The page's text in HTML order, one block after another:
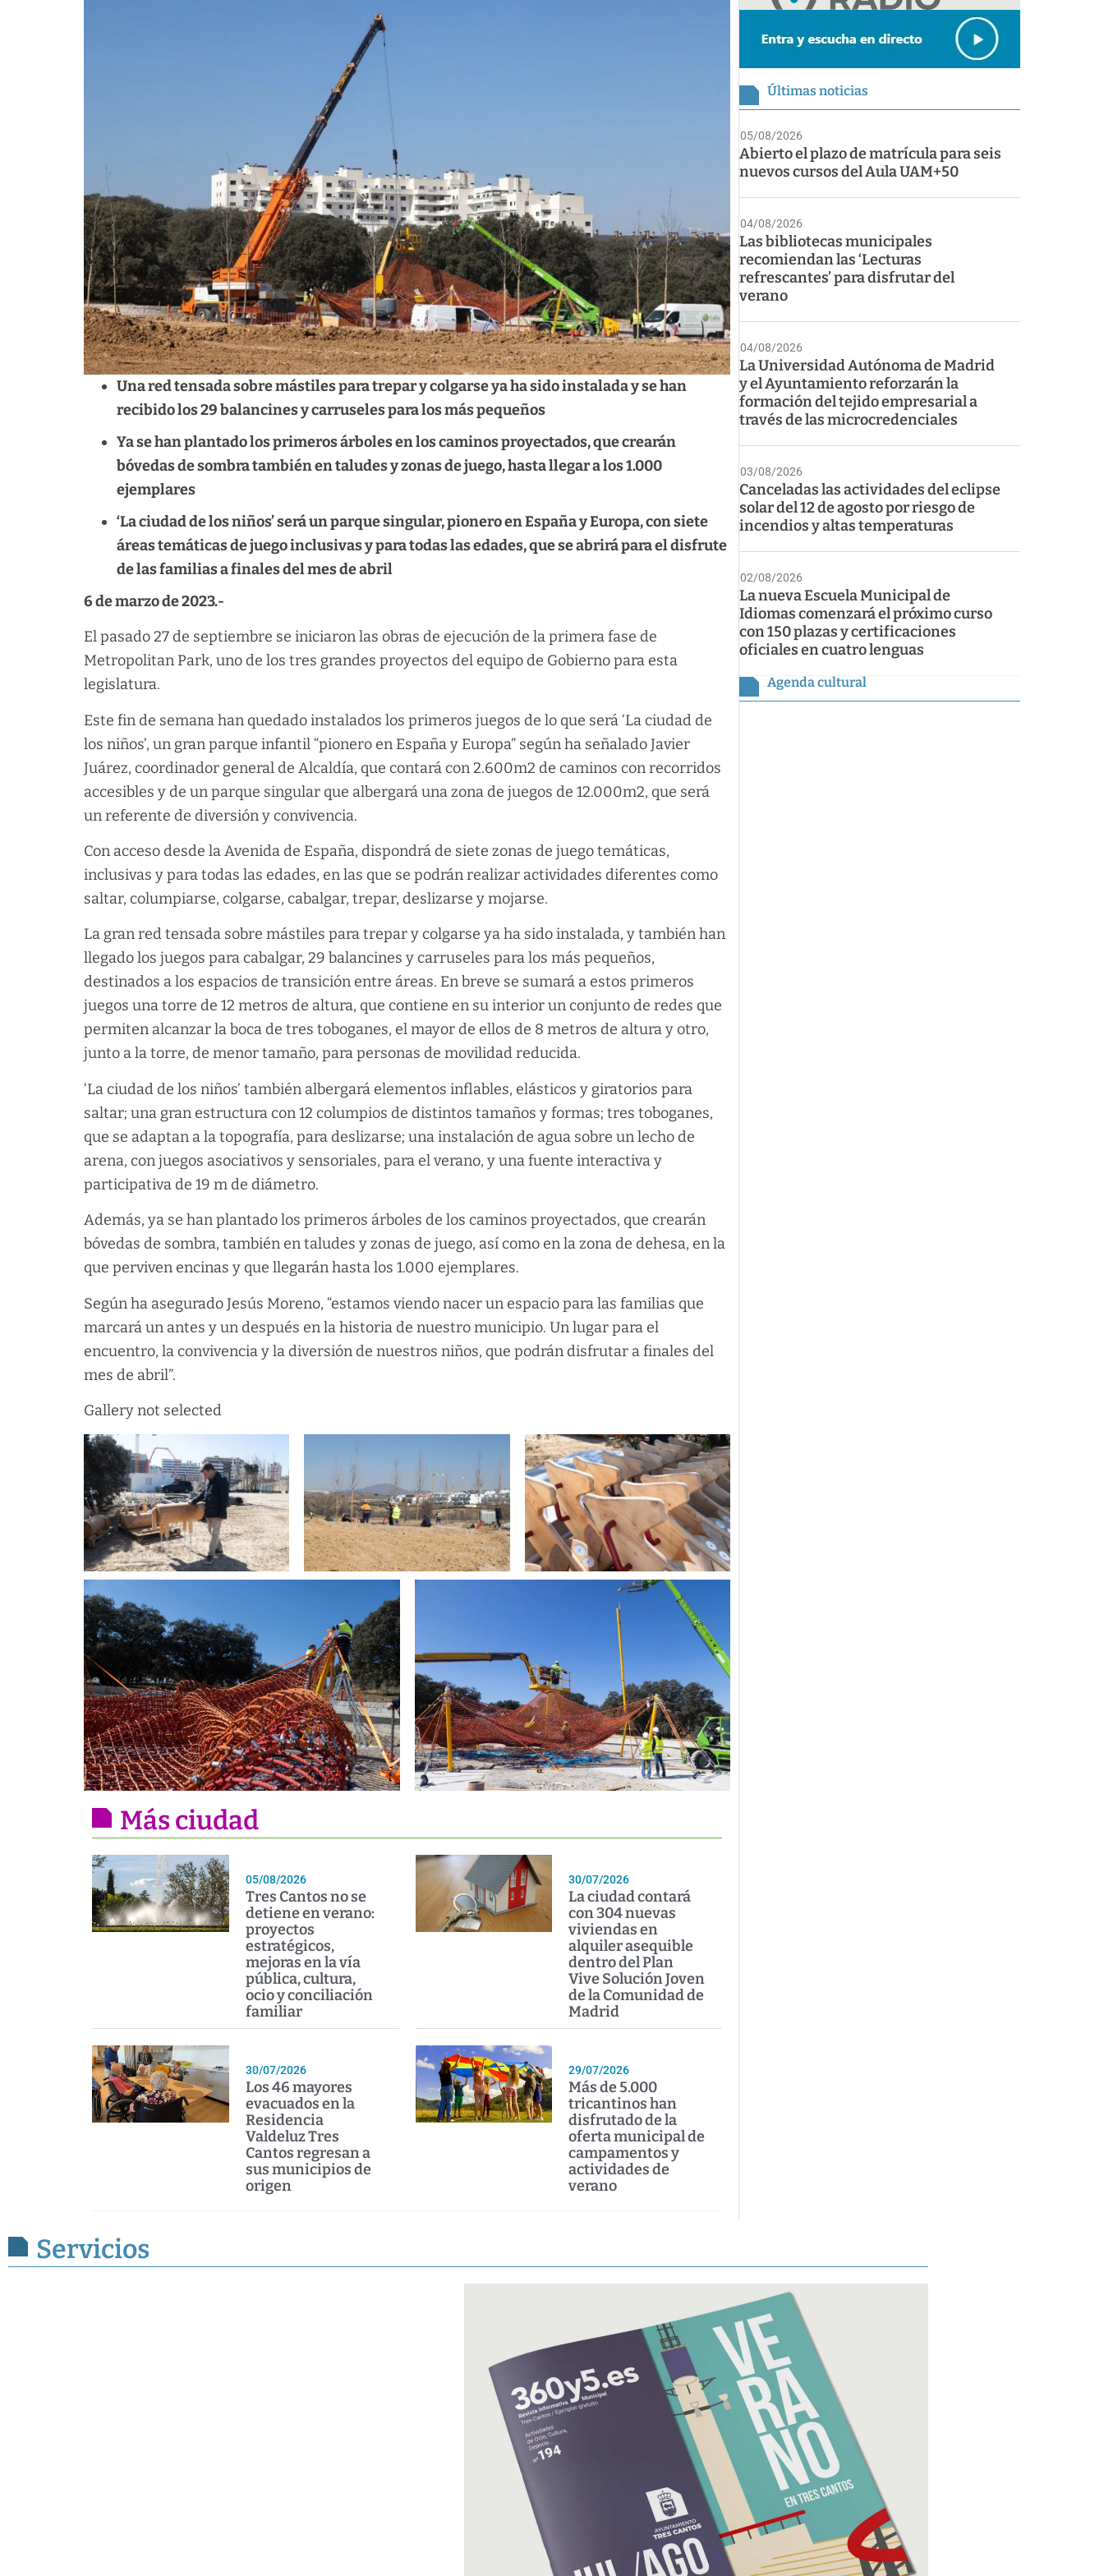
Una red tensada sobre mástiles para trepar y colgarse ya ha sido instalada y se han
recibido los 29 balancines y carruseles para los más pequeños
Ya se han plantado los primeros árboles en los caminos proyectados, que crearán
bóvedas de sombra también en taludes y zonas de juego, hasta llegar a los 1.000
ejemplares
‘La ciudad de los niños’ será un parque singular, pionero en España y Europa, con siete
áreas temáticas de juego inclusivas y para todas las edades, que se abrirá para el disfrute
de las familias a finales del mes de abril
6 de marzo de 2023.-
El pasado 27 de septiembre se iniciaron las obras de ejecución de la primera fase de
Metropolitan Park, uno de los tres grandes proyectos del equipo de Gobierno para esta
legislatura.
Este fin de semana han quedado instalados los primeros juegos de lo que será ‘La ciudad de
los niños’, un gran parque infantil “pionero en España y Europa” según ha señalado Javier
Juárez, coordinador general de Alcaldía, que contará con 2.600m2 de caminos con recorridos
accesibles y de un parque singular que albergará una zona de juegos de 12.000m2, que será
un referente de diversión y convivencia.
Con acceso desde la Avenida de España, dispondrá de siete zonas de juego temáticas,
inclusivas y para todas las edades, en las que se podrán realizar actividades diferentes como
saltar, columpiarse, colgarse, cabalgar, trepar, deslizarse y mojarse.
La gran red tensada sobre mástiles para trepar y colgarse ya ha sido instalada, y también han
llegado los juegos para cabalgar, 29 balancines y carruseles para los más pequeños,
destinados a los espacios de transición entre áreas. En breve se sumará a estos primeros
juegos una torre de 12 metros de altura, que contiene en su interior un conjunto de redes que
permiten alcanzar la boca de tres toboganes, el mayor de ellos de 8 metros de altura y otro,
junto a la torre, de menor tamaño, para personas de movilidad reducida.
‘La ciudad de los niños’ también albergará elementos inflables, elásticos y giratorios para
saltar; una gran estructura con 12 columpios de distintos tamaños y formas; tres toboganes,
que se adaptan a la topografía, para deslizarse; una instalación de agua sobre un lecho de
arena, con juegos asociativos y sensoriales, para el verano, y una fuente interactiva y
participativa de 19 m de diámetro.
Además, ya se han plantado los primeros árboles de los caminos proyectados, que crearán
bóvedas de sombra, también en taludes y zonas de juego, así como en la zona de dehesa, en la
que perviven encinas y que llegarán hasta los 1.000 ejemplares.
Según ha asegurado Jesús Moreno, “estamos viendo nacer un espacio para las familias que
marcará un antes y un después en la historia de nuestro municipio. Un lugar para el
encuentro, la convivencia y la diversión de nuestros niños, que podrán disfrutar a finales del
mes de abril”.
Gallery not selected
Más ciudad
05/08/2026
Tres Cantos no se
detiene en verano:
proyectos
estratégicos,
mejoras en la vía
pública, cultura,
ocio y conciliación
familiar
30/07/2026
La ciudad contará
con 304 nuevas
viviendas en
alquiler asequible
dentro del Plan
Vive Solución Joven
de la Comunidad de
Madrid
30/07/2026
Los 46 mayores
evacuados en la
Residencia
Valdeluz Tres
Cantos regresan a
sus municipios de
origen
29/07/2026
Más de 5.000
tricantinos han
disfrutado de la
oferta municipal de
campamentos y
actividades de
verano
Últimas noticias
05/08/2026
Abierto el plazo de matrícula para seis
nuevos cursos del Aula UAM+50
04/08/2026
Las bibliotecas municipales
recomiendan las ‘Lecturas
refrescantes’ para disfrutar del
verano
04/08/2026
La Universidad Autónoma de Madrid
y el Ayuntamiento reforzarán la
formación del tejido empresarial a
través de las microcredenciales
03/08/2026
Canceladas las actividades del eclipse
solar del 12 de agosto por riesgo de
incendios y altas temperaturas
02/08/2026
La nueva Escuela Municipal de
Idiomas comenzará el próximo curso
con 150 plazas y certificaciones
oficiales en cuatro lenguas
Agenda cultural
Servicios